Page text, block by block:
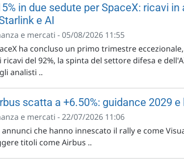
in due sedute per SpaceX: ricavi
e AI
e mercati - 05/08/2026 11:55
ha concluso un primo trimestre
ricavi del 92%, la spinta del settore difesa e
analisti ..
scatta a +6.50%: guidance 2029
e mercati - 22/07/2026 11:06
annunci che hanno innescato il rally e come
titoli come Airbus ..